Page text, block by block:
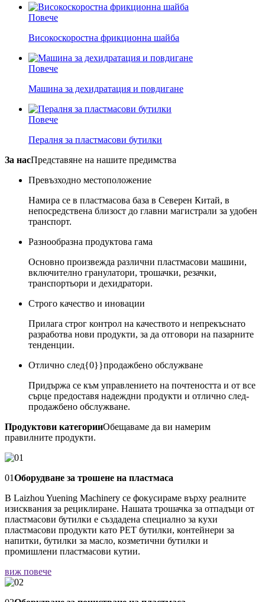
Повече
Високоскоростна фрикционна шайба
Повече
Машина за дехидратация и повдигане
Повече
Пералня за пластмасови бутилки
За насПредставяне на нашите предимства
Превъзходно местоположение
Намира се в пластмасова база в Северен Китай, в
непосредствена близост до главни магистрали за удобен
транспорт.
Разнообразна продуктова гама
Основно произвежда различни пластмасови машини,
включително гранулатори, трошачки, резачки,
транспортьори и дехидратори.
Строго качество и иновации
Прилага строг контрол на качеството и непрекъснато
разработва нови продукти, за да отговори на пазарните
тенденции.
Отлично след{0}}продажбено обслужване
Придържа се към управлението на почтеността и от все
сърце предоставя надеждни продукти и отлично след-
продажбено обслужване.
Продуктови категорииОбещаваме да ви намерим
правилните продукти.
01Оборудване за трошене на пластмаса
В Laizhou Yuening Machinery се фокусираме върху реалните
изисквания за рециклиране. Нашата трошачка за отпадъци от
пластмасови бутилки е създадена специално за кухи
пластмасови продукти като PET бутилки, контейнери за
напитки, бутилки за масло, козметични бутилки и
промишлени пластмасови кутии.
виж повече